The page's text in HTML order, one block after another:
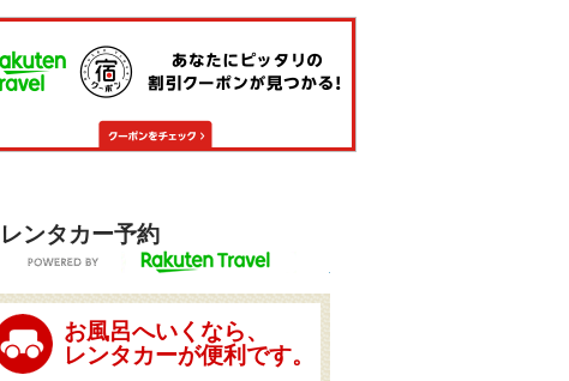
レンタカー予約
お風呂へいくなら、
レンタカーが便利です。